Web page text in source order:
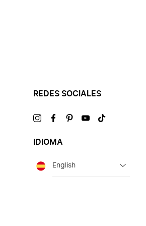
REDES SOCIALES
VisítanosVisítanosVisítanosVisítanosVisítanos
IDIOMA
Idioma